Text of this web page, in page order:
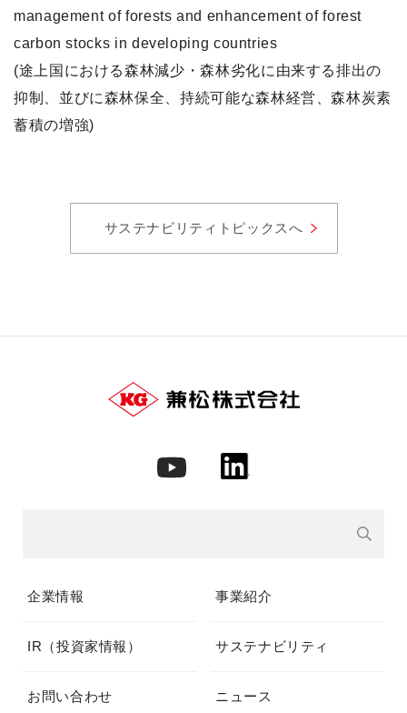
management of forests and enhancement of forest
carbon stocks in developing countries
(途上国における森林減少・森林劣化に由来する排出の
抑制、並びに森林保全、持続可能な森林経営、森林炭素
蓄積の増強)
サステナビリティトピックスへ
企業情報 事業紹介
IR（投資家情報） サステナビリティ
お問い合わせ ニュース